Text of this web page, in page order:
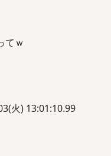
てｗ
火) 13:01:10.99